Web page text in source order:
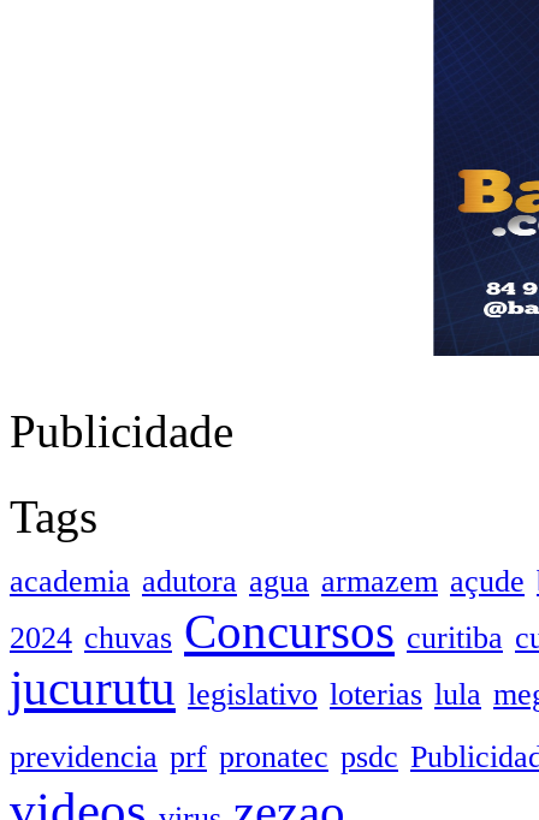
Publicidade
Tags
academia adutora agua armazem açude
2024 chuvas Concursos curitiba
jucurutu legislativo loterias lula
previdencia prf pronatec psdc